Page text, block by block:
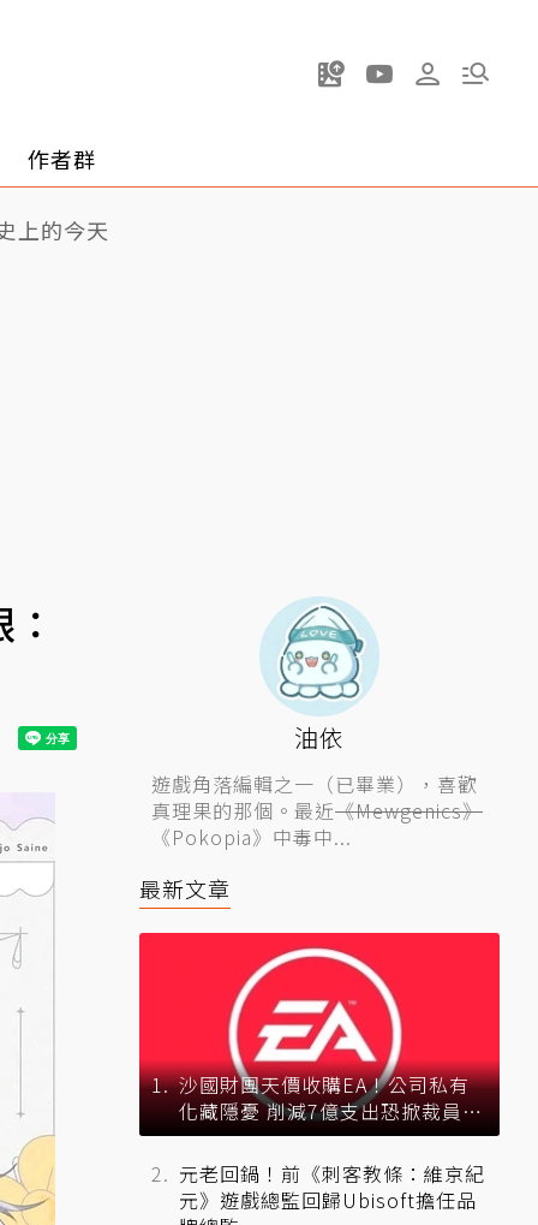
作者群
上的今天
油依
遊戲角落編輯之一（已畢業），喜歡
真理果的那個。最近《Mewgenics》
《Pokopia》中毒中...
最新文章
沙國財團天價收購EA！公司私有
化藏隱憂 削減7億支出恐掀裁員風
暴？
元老回鍋！前《刺客教條：維京紀
元》遊戲總監回歸Ubisoft擔任品